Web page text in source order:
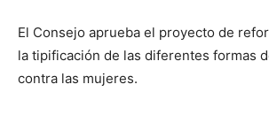
El Consejo aprueba el proyecto de
la tipificación de las diferentes formas
contra las mujeres.